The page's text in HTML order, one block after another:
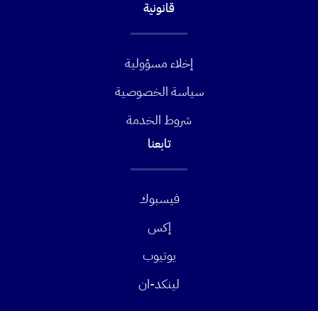
قانونية
إخلاء مسؤولية
سياسة الخصوصية
شروط الخدمة
تابعنا
فيسبوك
إكس
يوتيوب
لينكد-ان